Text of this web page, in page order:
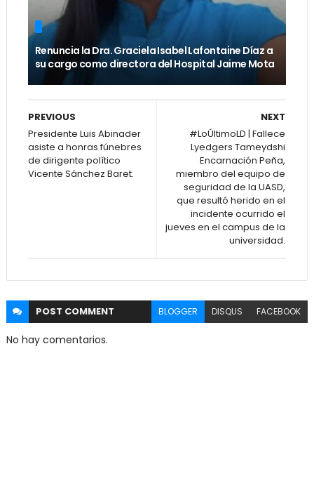
Renuncia la Dra. Graciela Isabel Lafontaine Díaz a
su cargo como directora del Hospital Jaime Mota
NEXT
#LoÚltimoLD | Fallece
Lyedgers Tameydshi
Encarnación Peña,
miembro del equipo de
seguridad de la UASD,
que resultó herido en el
incidente ocurrido el
jueves en el campus de la
universidad.
PREVIOUS
Presidente Luis Abinader
asiste a honras fúnebres
de dirigente político
Vicente Sánchez Baret.
POST COMMENT BLOGGER DISQUS FACEBOOK
No hay comentarios.